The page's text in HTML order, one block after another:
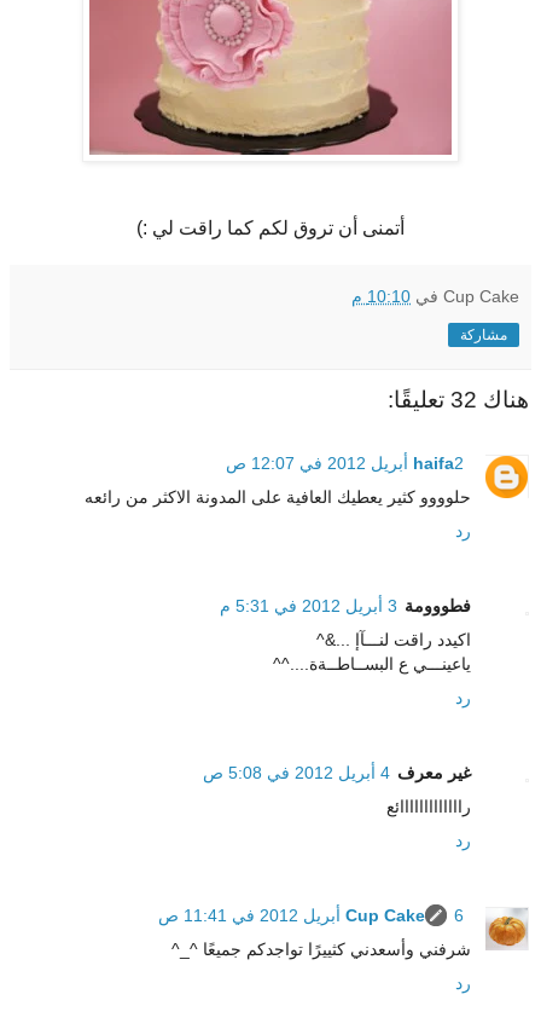
أتمنى أن تروق لكم كما راقت لي :)
Cup Cake في 10:10 م
مشاركة
هناك 32 تعليقًا:
haifa2 أبريل 2012 في 12:07 ص
حلوووو كثير يعطيك العافية على المدونة الاكثر من رائعه
رد
فطووومة 3 أبريل 2012 في 5:31 م
اكيدد راقت لنـــآإ ...&^
ياعينـــي ع البســاطــةة....^^
رد
غير معرف 4 أبريل 2012 في 5:08 ص
رااااااااااااائع
رد
Cup Cake
6 أبريل 2012 في 11:41 ص
شرفني وأسعدني كثييرًا تواجدكم جميعًا ^_^
رد